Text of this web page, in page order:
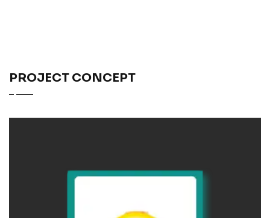
PROJECT CONCEPT